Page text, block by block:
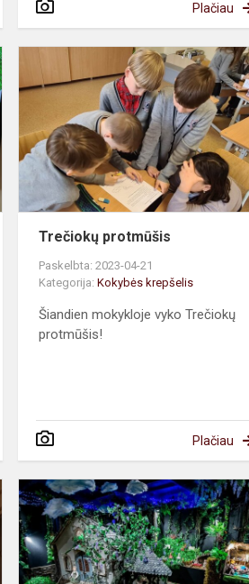
Plačiau
Ugdymas
bendradarbiaujant
mokytojams
Trečiokų protmūšis
Paskelbta: 2023-04-21
Kategorija:Kokybės krepšelis
Šiandien mokykloje vyko Trečiokų
protmūšis!
Plačiau
„Kodėl
nemiega
miegapelė?“